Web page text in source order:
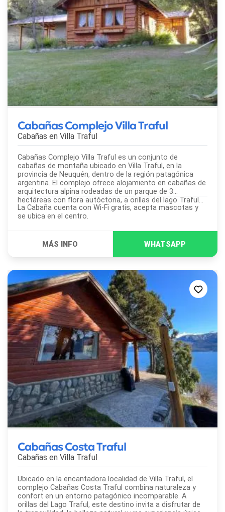
Cabañas Complejo Villa Traful
Cabañas en Villa Traful
Cabañas Complejo Villa Traful es un conjunto de
cabañas de montaña ubicado en Villa Traful, en la
provincia de Neuquén, dentro de la región patagónica
argentina. El complejo ofrece alojamiento en cabañas de
arquitectura alpina rodeadas de un parque de 3
hectáreas con flora autóctona, a orillas del lago Traful...
La Cabaña cuenta con Wi-Fi gratis, acepta mascotas y
se ubica en el centro.
Cabañas Costa Traful
Cabañas en Villa Traful
Ubicado en la encantadora localidad de Villa Traful, el
complejo Cabañas Costa Traful combina naturaleza y
confort en un entorno patagónico incomparable. A
orillas del Lago Traful, este destino invita a disfrutar de